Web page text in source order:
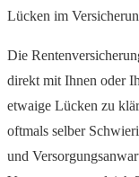
Lücken im
Die
direkt mit Ihnen oder
etwaige Lücken zu
oftmals selber
und